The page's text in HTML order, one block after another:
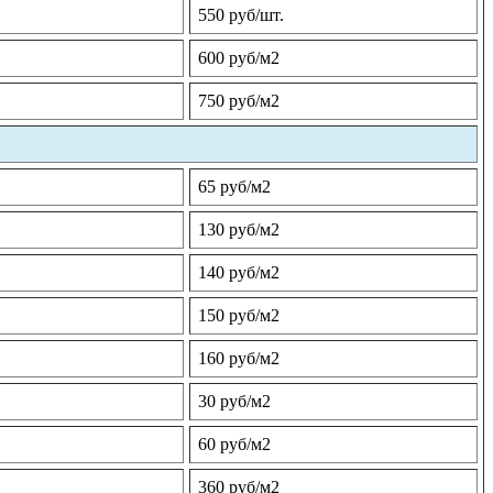
550 руб/шт.
600 руб/м2
750 руб/м2
65 руб/м2
130 руб/м2
140 руб/м2
150 руб/м2
160 руб/м2
30 руб/м2
60 руб/м2
360 руб/м2